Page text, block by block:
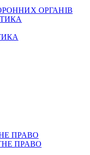
ОРГАНІВ
ПРАВО
ПРАВО